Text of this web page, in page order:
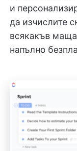
и
да изчислите
всякакъв
напълно